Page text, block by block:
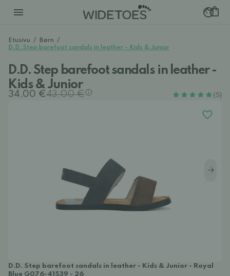
Etusivu / Børn /
D.D. Step barefoot sandals in leather - Kids & Junior
D.D. Step barefoot sandals in leather -
Kids & Junior
34,00 €43,00 € (5)
D.D. Step barefoot sandals in leather - Kids & Junior - Royal
Blue G076-41539 - 26